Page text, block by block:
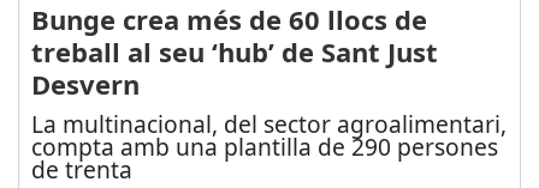
Bunge crea més de 60 llocs de
treball al seu ‘hub’ de Sant Just
Desvern
La multinacional, del sector agroalimentari,
compta amb una plantilla de 290 persones
de trenta